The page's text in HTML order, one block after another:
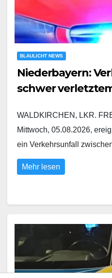
BLAULICHT NEWS
Niederbayern:
schwer
WALDKIRCHEN, LKR.
Mittwoch, 05.08.2026,
ein Verkehrsunfall
Mehr lesen